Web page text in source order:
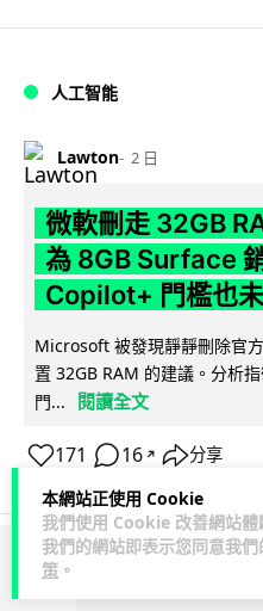
本網站正使用 Cookie
我們使用 Cookie 改善網站體
我們的網站即表示您同意我們
策 。
人工智能
Lawton 2 日
微軟刪走 32GB
為 8GB Surface
Copilot+ 門檻也
Microsoft 被發現靜靜刪除官
置 32GB RAM 的建議。分析
門...
閱讀全文
171 16 ↗ 分享